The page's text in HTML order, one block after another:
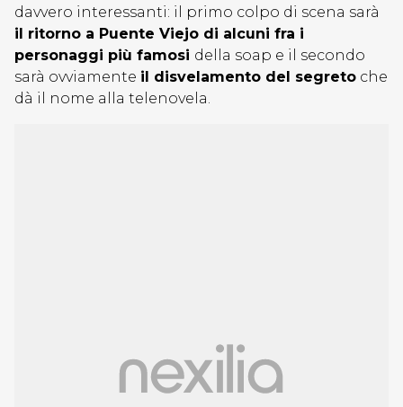
davvero interessanti: il primo colpo di scena sarà
il ritorno a Puente Viejo di alcuni fra i
personaggi più famosi della soap e il secondo
sarà ovviamente il disvelamento del segreto che
dà il nome alla telenovela.